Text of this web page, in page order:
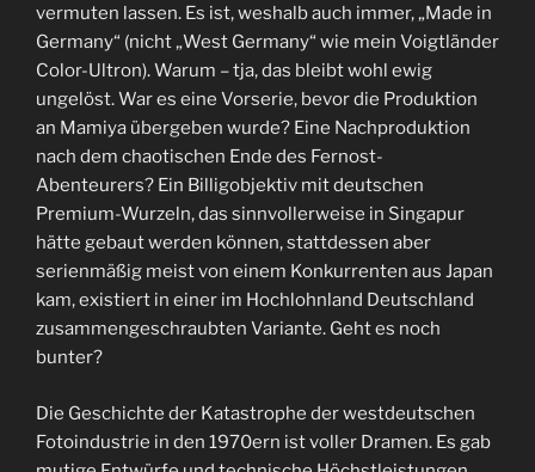
vermuten lassen. Es ist, weshalb auch immer, „Made in
Germany“ (nicht „West Germany“ wie mein Voigtländer
Color-Ultron). Warum – tja, das bleibt wohl ewig
ungelöst. War es eine Vorserie, bevor die Produktion
an Mamiya übergeben wurde? Eine Nachproduktion
nach dem chaotischen Ende des Fernost-
Abenteurers? Ein Billigobjektiv mit deutschen
Premium-Wurzeln, das sinnvollerweise in Singapur
hätte gebaut werden können, stattdessen aber
serienmäßig meist von einem Konkurrenten aus Japan
kam, existiert in einer im Hochlohnland Deutschland
zusammengeschraubten Variante. Geht es noch
bunter?
Die Geschichte der Katastrophe der westdeutschen
Fotoindustrie in den 1970ern ist voller Dramen. Es gab